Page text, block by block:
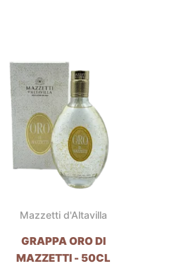
Mazzetti d'Altavilla
GRAPPA ORO DI
MAZZETTI - 50CL